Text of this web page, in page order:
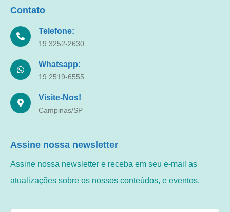
Contato
Telefone:
19 3252-2630
Whatsapp:
19 2519-6555
Visite-Nos!
Campinas/SP
Assine nossa newsletter
Assine nossa newsletter e receba em seu e-mail as
atualizações sobre os nossos conteúdos, e eventos.